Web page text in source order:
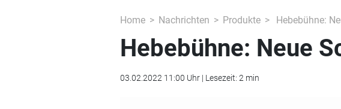
Home Nachrichten Produkte Hebebühne:
Hebebühne: Neue
03.02.2022 11:00 Uhr | Lesezeit: 2 min